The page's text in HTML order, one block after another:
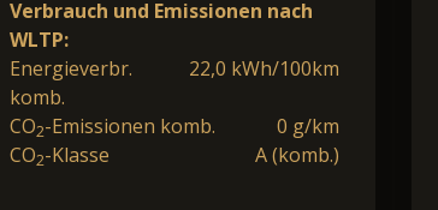
Verbrauch und Emissionen nach
WLTP:
Energieverbr.
komb.
22,0 kWh/100km
CO2-Emissionen komb.
0 g/km
CO2-Klasse A (komb.)